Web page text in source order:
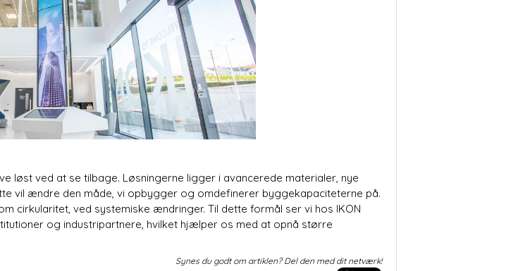
løst ved at se tilbage. Løsningerne ligger i avancerede materialer, nye
vil ændre den måde, vi opbygger og omdefinerer byggekapaciteterne på.
cirkularitet, ved systemiske ændringer. Til dette formål ser vi hos IKON
og industripartnere, hvilket hjælper os med at opnå større
Synes du godt om artiklen? Del den med dit netværk!